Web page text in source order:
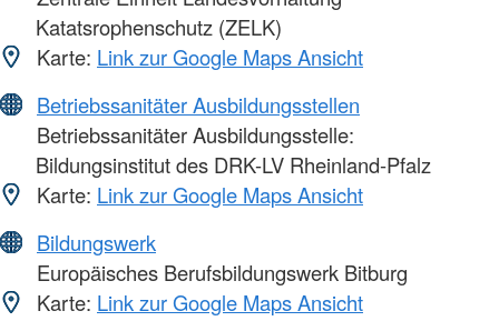
Katatsrophenschutz (ZELK)
Karte: Link zur Google Maps Ansicht
Betriebssanitäter Ausbildungsstellen
Betriebssanitäter Ausbildungsstelle:
Bildungsinstitut des DRK-LV Rheinland-Pfalz
Karte: Link zur Google Maps Ansicht
Bildungswerk
Europäisches Berufsbildungswerk Bitburg
Karte: Link zur Google Maps Ansicht